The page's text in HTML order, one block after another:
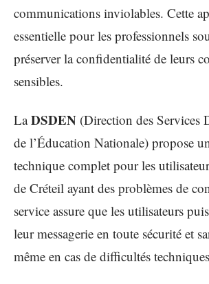
communications inviolables. Cette
essentielle pour les professionnels
préserver la confidentialité de leurs
sensibles.
LaDSDEN (Direction des Services
de l’Éducation Nationale) propose
technique complet pour les
de Créteil ayant des problèmes de
service assure que les utilisateurs
leur messagerie en toute sécurité et
même en cas de difficultés